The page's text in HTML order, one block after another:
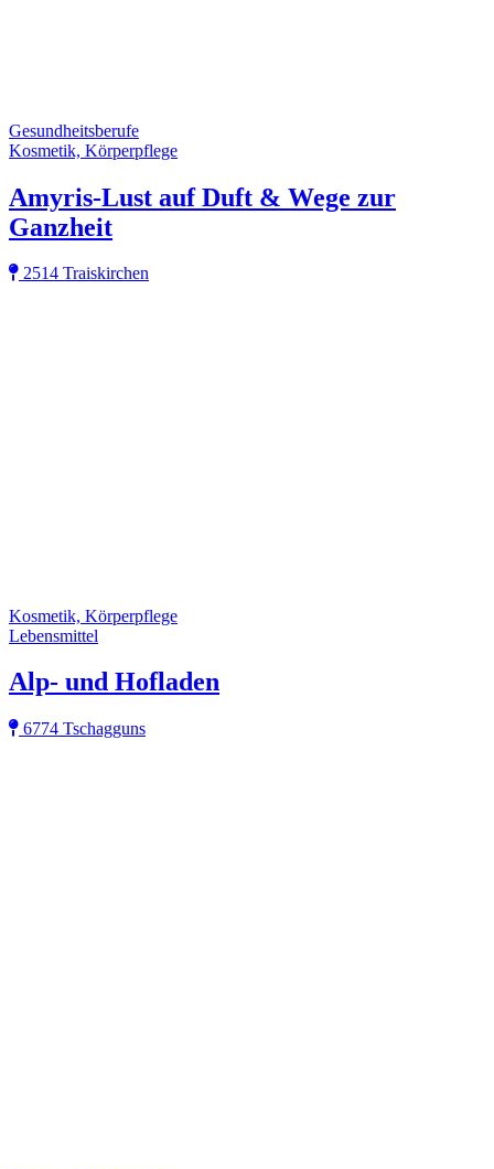
Gesundheitsberufe
Kosmetik, Körperpflege
Amyris-Lust auf Duft & Wege zur
Ganzheit
2514 Traiskirchen
Kosmetik, Körperpflege
Lebensmittel
Alp- und Hofladen
6774 Tschagguns